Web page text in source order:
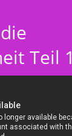
Teil 1